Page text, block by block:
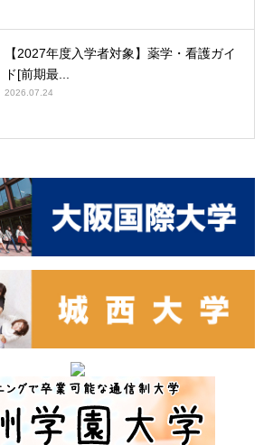
【2027年度入学者対象】薬学・看護ガイ
ド[前期最...
2026.07.24